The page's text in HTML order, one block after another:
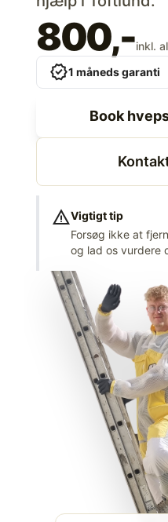
800,-inkl.
verified1 måneds garanti
Book
warningVigtigt tip
Forsøg ikke at
og lad os vurdere